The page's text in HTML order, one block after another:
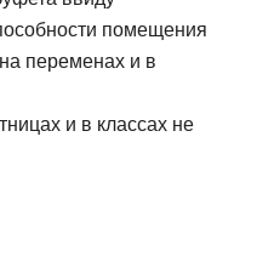
помещения
переменах и в
и в классах не